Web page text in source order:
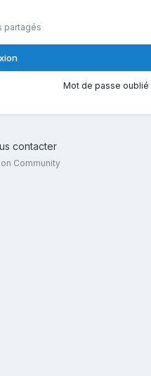
partagés
Mot de passe oublié
contacter
Community